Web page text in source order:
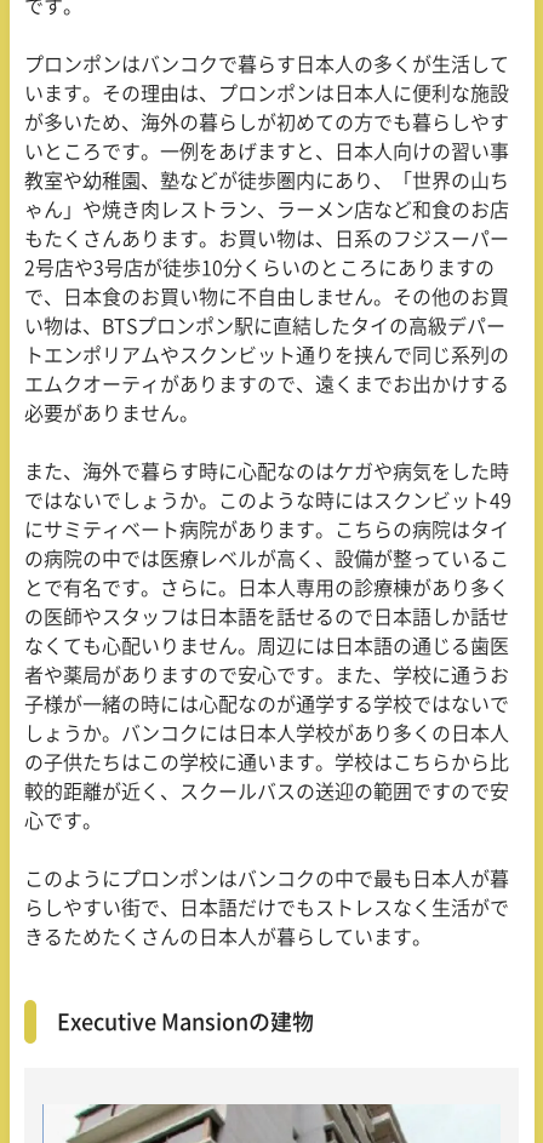
です。
プロンポンはバンコクで暮らす日本人の多くが生活して
います。その理由は、プロンポンは日本人に便利な施設
が多いため、海外の暮らしが初めての方でも暮らしやす
いところです。一例をあげますと、日本人向けの習い事
教室や幼稚園、塾などが徒歩圏内にあり、「世界の山ち
ゃん」や焼き肉レストラン、ラーメン店など和食のお店
もたくさんあります。お買い物は、日系のフジスーパー
2号店や3号店が徒歩10分くらいのところにありますの
で、日本食のお買い物に不自由しません。その他のお買
い物は、
BTSプロンポン駅に直結したタイの高級デパー
トエンポリアムやスクンビット通りを挟んで同じ系列の
エムクオーティがありますので、遠くまでお出かけする
必要がありません。
また、海外で暮らす時に心配なのはケガや病気をした時
ではないでしょうか。このような時にはスクンビット49
にサミティベート病院があります。こちらの病院はタイ
の病院の中では医療レベルが高く、設備が整っているこ
とで有名です。さらに。日本人専用の診療棟があり多く
の医師やスタッフは日本語を話せるので日本語しか話せ
なくても心配いりません。周辺には日本語の通じる歯医
者や薬局がありますので安心です。また、学校に通うお
子様が一緒の時には心配なのが通学する学校ではないで
しょうか。バンコクには日本人学校があり多くの日本人
の子供たちはこの学校に通います。学校はこちらから比
較的距離が近く、スクールバスの送迎の範囲ですので安
心です。
このようにプロンポンはバンコクの中で最も日本人が暮
らしやすい街で、日本語だけでもストレスなく生活がで
きるためたくさんの日本人が暮らしています。
Executive Mansionの建物